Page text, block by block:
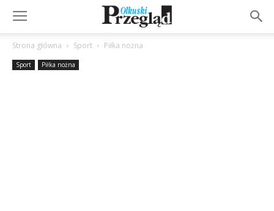
Strona główna Sport Piłka nożna
Sport Piłka nożna